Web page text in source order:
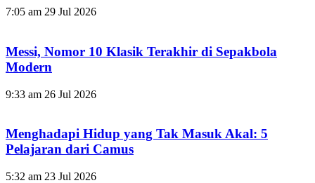
7:05 am 29 Jul 2026
Messi, Nomor 10 Klasik Terakhir di Sepakbola
Modern
9:33 am 26 Jul 2026
Menghadapi Hidup yang Tak Masuk Akal: 5
Pelajaran dari Camus
5:32 am 23 Jul 2026